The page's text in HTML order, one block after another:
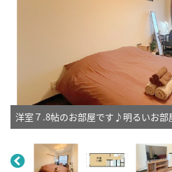
洋室７.8帖のお部屋です♪明るいお